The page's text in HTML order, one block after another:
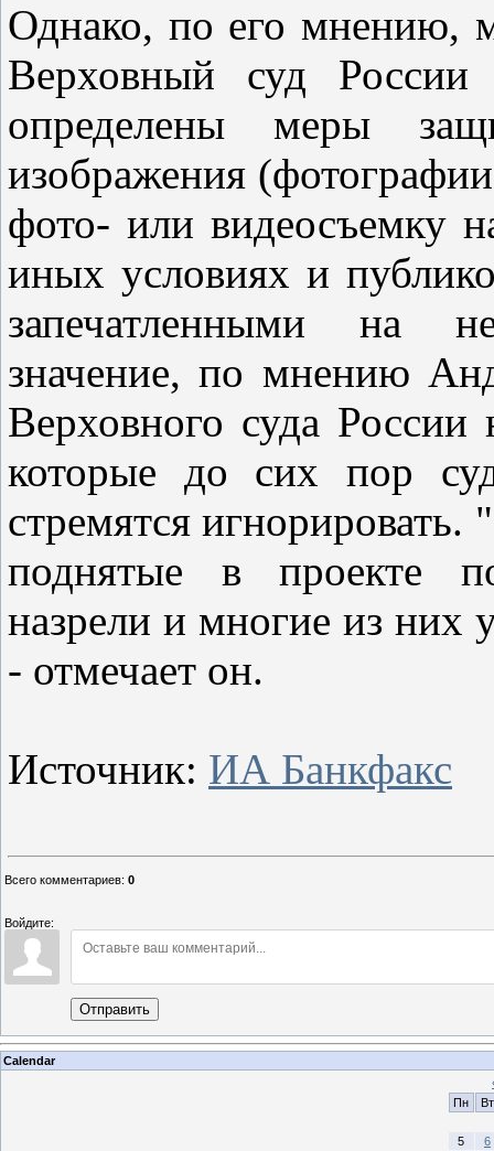
Однако, по его мнению,
Верховный суд
определены меры
изображения
фото- или видеосъемку
иных условиях и
запечатленными на
значение, по мнению
Верховного суда
которые до сих пор
стремятся
поднятые в проекте
назрели и многие из них
- отмечает он.
Источник: ИА Банкфакс
Всего комментариев: 0
Войдите:
Отправить
Calendar
Пн
Вт
5
6